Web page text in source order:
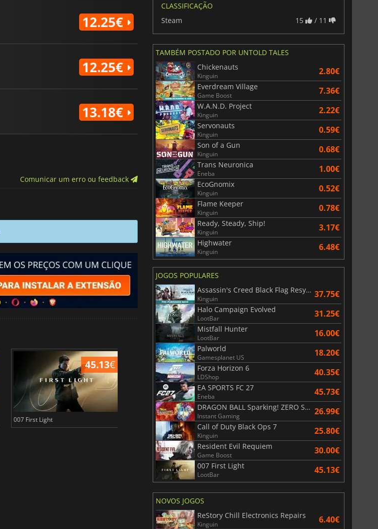
12.25€
12.25€
13.18€
Comunicar um erro ou feedback
45.13€
007 First Light
36.40€
Baldur's Gate 3
41.12
Elden Ring
CLASSIFICAÇÃO
Steam
15 / 11
TAMBÉM POSTADO POR UNTOLD TALES
Chickenauts
Kinguin 2.80€
Everdream Village
Game Boost 7.36€
W.A.N.D. Project
Kinguin 2.22€
Servonauts
Kinguin 0.59€
Son of a Gun
Kinguin 0.68€
Trans Neuronica
Eneba 1.00€
EcoGnomix
Kinguin 0.52€
Flame Keeper
Kinguin 0.78€
Ready, Steady, Ship!
Kinguin 3.17€
Highwater
Kinguin 6.48€
JOGOS POPULARES
Assassin's Creed Black Flag Resynced
Kinguin 37.75€
Halo Campaign Evolved
LootBar 31.25€
Mistfall Hunter
LootBar 16.00€
Palworld
Gamesplanet US 18.20€
Forza Horizon 6
LDShop 40.35€
EA SPORTS FC 27
Eneba 45.73€
DRAGON BALL Sparking! ZERO Super Limit Breaking NEO
Instant Gaming 26.99€
Call of Duty Black Ops 7
Kinguin 25.80€
Resident Evil Requiem
Game Boost 30.00€
007 First Light
LootBar 45.13€
NOVOS JOGOS
ReStory Chill Electronics Repairs
Kinguin 6.40€